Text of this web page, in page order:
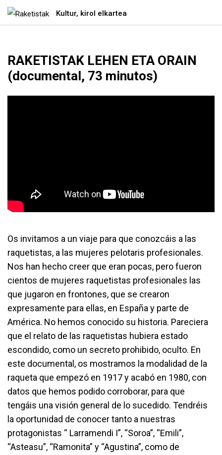
Ir directamente al contenido
Kultur, kirol elkartea
RAKETISTAK LEHEN ETA ORAIN
(documental, 73 minutos)
Os invitamos a un viaje para que conozcáis a las
raquetistas, a las mujeres pelotaris profesionales.
Nos han hecho creer que eran pocas, pero fueron
cientos de mujeres raquetistas profesionales las
que jugaron en frontones, que se crearon
expresamente para ellas, en España y parte de
América. No hemos conocido su historia. Pareciera
que el relato de las raquetistas hubiera estado
escondido, como un secreto prohibido, oculto. En
este documental, os mostramos la modalidad de la
raqueta que empezó en 1917 y acabó en 1980, con
datos que hemos podido corroborar, para que
tengáis una visión general de lo sucedido. Tendréis
la oportunidad de conocer tanto a nuestras
protagonistas “ Larramendi I”, “Soroa”, “Emili”,
“Asteasu”, “Ramonita” y “Agustina”, como de